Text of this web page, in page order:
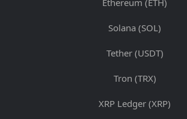
Solana (SOL)
Tether (USDT)
Tron (TRX)
XRP Ledger (XRP)